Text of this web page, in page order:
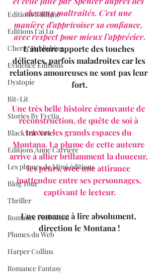
Editions Ediligne
Editions J'ai Lu
Cherry Publishing
Evidence Editions
Dystopie
Bit-Lit
Stories By Fyctia
Black Ink Note
Editions Anne Carrière
Les plumes de Mimi éditions
Blog Tour
Thriller
Romance Feel Good
Plumes du Web
Harper Collins
Romance Fantasy
chevaux maltraités. C’est une
manière d’apprivoiser sa confiance,
avec respect pour mieux l’apprécier.
L’auteure apporte des touches
délicates, parfois maladroites car les
relations amoureuses ne sont pas leur
fort.
Une très belle histoire émouvante de
reconstruction, de quête de soi à
travers les grands espaces du
Montana. La plume de cette auteure
arrive à allier brillamment la douceur,
les peurs, avec une attirance
inattendue entre ses personnages,
captivant le lecteur.
Une romance à lire absolument,
direction le Montana !